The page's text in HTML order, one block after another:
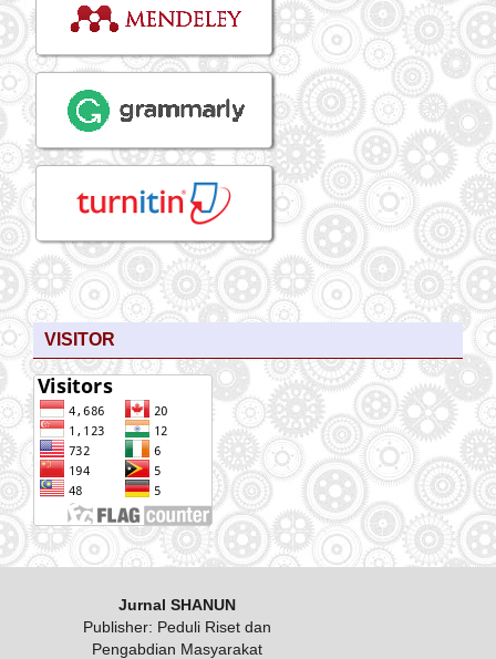
VISITOR
Jurnal SHANUN
Publisher: Peduli Riset dan
Pengabdian Masyarakat